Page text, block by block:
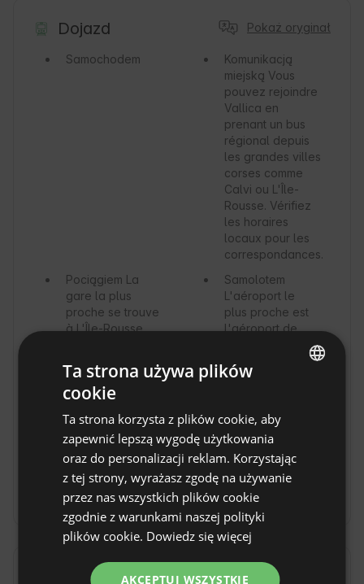
Dojazd Pokaż oryginał
Samochodem
Komunikacją
miejską Vous
pouvez rejoindre
Vallica en
prenant un bus
régional depuis
les grandes villes
corses comme
Calvi ou L'Île-
Rousse. Vérifiez
les horaires
locaux pour les
correspondances.
Pociągiem La
gare la plus
proche se trouve
à L'Île-Rousse
possible de
prendre un taxi
régional jusqu'à
Vallica.
Samolotem
L'aéroport le
plus proche est
l'aéroport de
à environ 50 km.
pouvez louer
une voiture ou
prendre un taxi
pour rejoindre la
propriété.
Posiłki Pokaż oryginał
SPANISH
GERMAN
Ta strona używa plików
cookie
Ta strona korzysta z plików cookie, aby
zapewnić lepszą wygodę użytkowania
oraz do personalizacji reklam. Korzystając
z tej strony, wyrażasz zgodę na używanie
przez nas wszystkich plików cookie
zgodnie z warunkami naszej polityki
plików cookie. Dowiedz się więcej
AKCEPTUJ WSZYSTKIE